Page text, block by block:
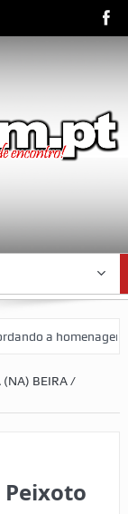
a homenagem
(NA) BEIRA /
Peixoto